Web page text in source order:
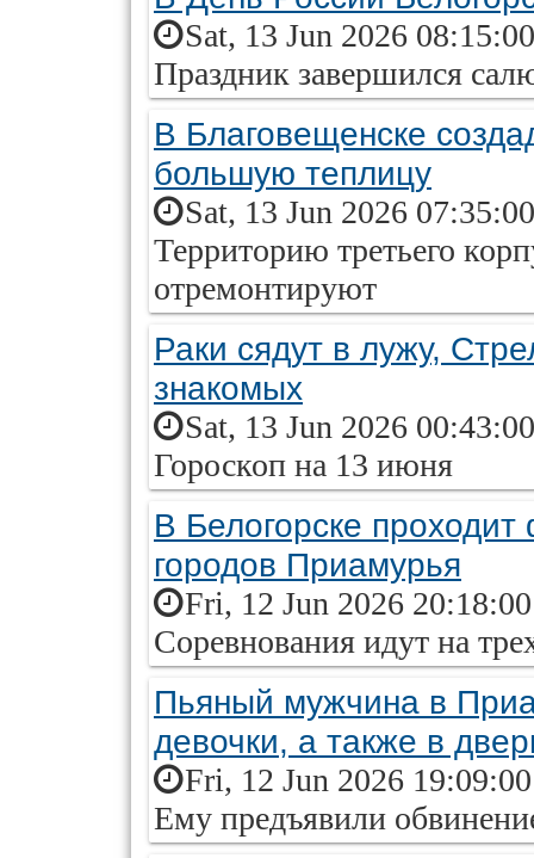
Sat, 13 Jun 2026
Праздник завершился
В Благовещенске
большую теплицу
Sat, 13 Jun 2026
Территорию третьего
отремонтируют
Раки сядут в лужу,
знакомых
Sat, 13 Jun 2026
Гороскоп на 13 июня
В Белогорске
городов Приамурья
Fri, 12 Jun 2026
Соревнования идут на
Пьяный мужчина в
девочки, а также в
Fri, 12 Jun 2026
Ему предъявили